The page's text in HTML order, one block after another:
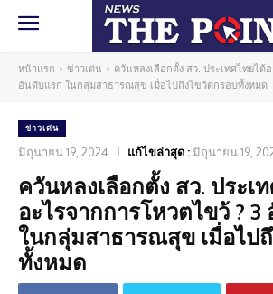
หน้าแรก ข่าวเด่น
ควันหลงเลือกตั้ง สว. ประเทศไทยได้
อันดับแรก ในกลุ่มสาธารณสุข เมื่อไปถึงไขว้ตกรอบทั้งหมด
ข่าวเด่น
มิถุนายน 19, 2024 แก้ไขล่าสุด : มิถุนายน 19,
ควันหลงเลือกตั้ง สว. ประเ
อะไรจากการโหวตไขว้ ?
ในกลุ่มสาธารณสุข เมื่อไป
ทั้งหมด